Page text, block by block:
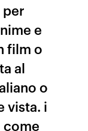
per
e
film o
al
o
vista. i